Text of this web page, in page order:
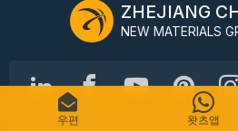
ZHEJIANG
NEW MATERIALS
우편 왓츠앱